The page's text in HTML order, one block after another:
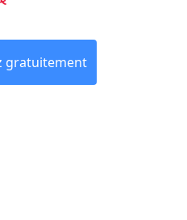
gratuitement